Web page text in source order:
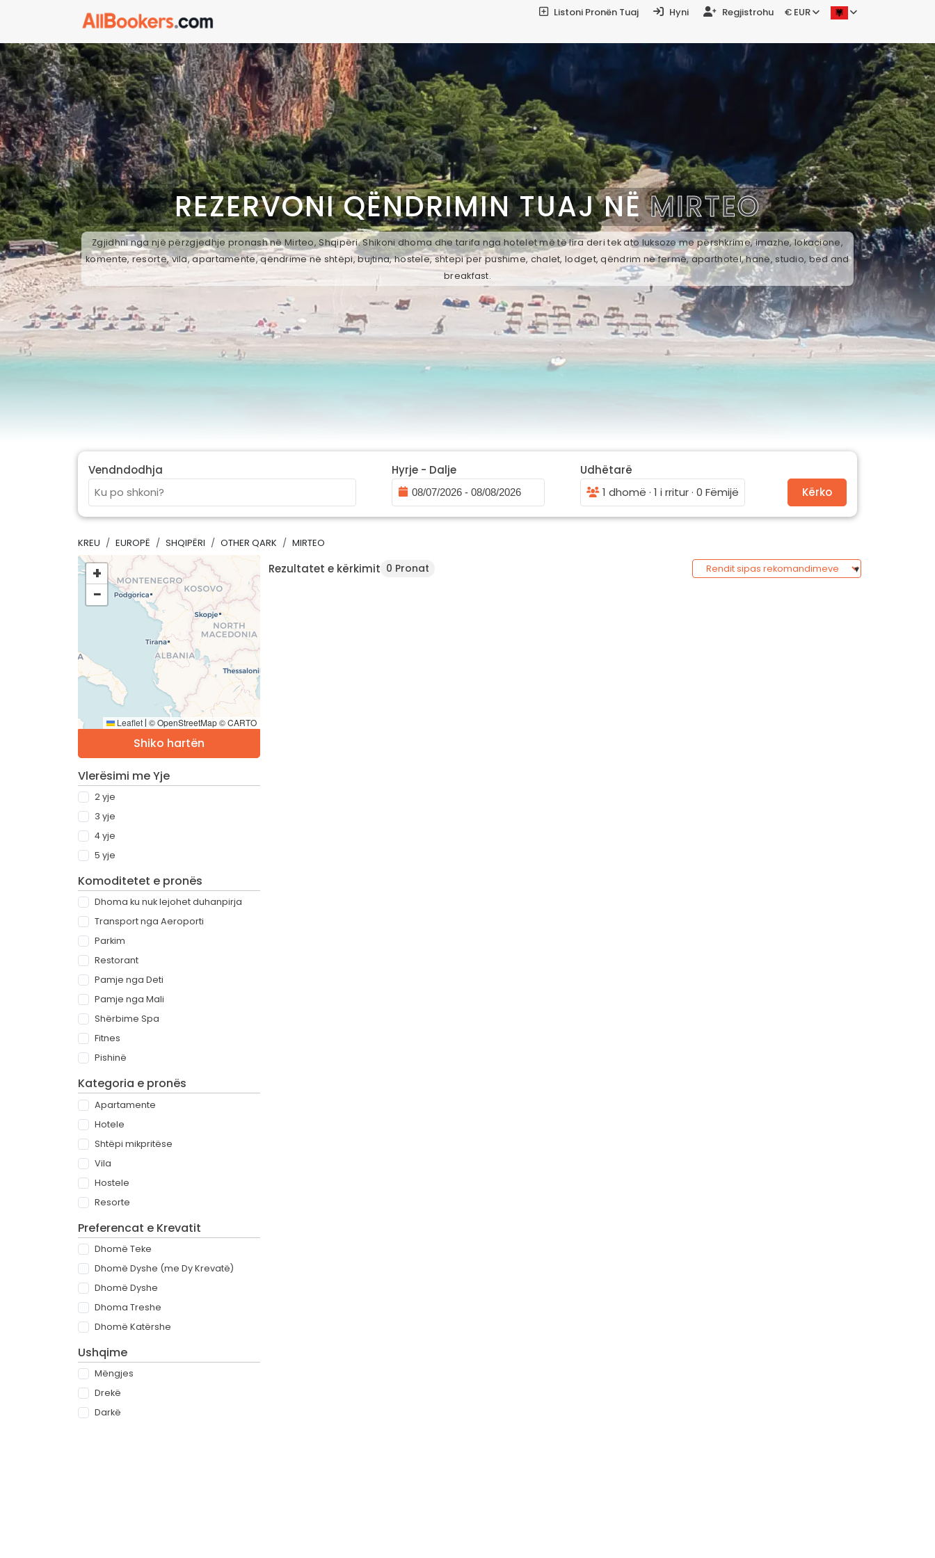
Listoni Pronën Tuaj Hyni Regjistrohu € EUR
REZERVONI QËNDRIMIN TUAJ NËMIRTEO
Zgjidhni nga një përzgjedhje pronash në Mirteo, Shqipëri. Shikoni dhoma dhe tarifa nga hotelet më të lira deri tek ato luksoze me përshkrime, imazhe, lokacione,
komente, resorte, vila, apartamente, qëndrime në shtëpi, bujtina, hostele, shtepi per pushime, chalet, lodget, qëndrim në fermë, aparthotel, hanë, studio, bed and
breakfast.
Vendndodhja Hyrje - Dalje
Udhëtarë
1 dhomë · 1 i rritur · 0 Fëmijë
Kërko
KREU EUROPË SHQIPËRI OTHER QARK MIRTEO
+
−
Leaflet | © OpenStreetMap © CARTO
Shiko hartën
Vlerësimi me Yje
2 yje
3 yje
4 yje
5 yje
Komoditetet e pronës
Dhoma ku nuk lejohet duhanpirja
Transport nga Aeroporti
Parkim
Restorant
Pamje nga Deti
Pamje nga Mali
Shërbime Spa
Fitnes
Pishinë
Kategoria e pronës
Apartamente
Hotele
Shtëpi mikpritëse
Vila
Hostele
Resorte
Preferencat e Krevatit
Dhomë Teke
Dhomë Dyshe (me Dy Krevatë)
Dhomë Dyshe
Dhoma Treshe
Dhomë Katërshe
Ushqime
Mëngjes
Drekë
Darkë
Rezultatet e kërkimit 0 Pronat